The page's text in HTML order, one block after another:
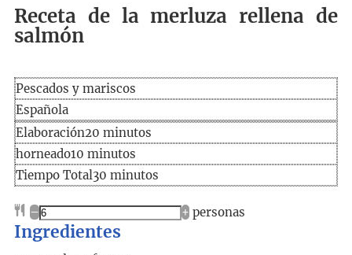
Receta de la merluza rellena de
salmón
Pescados y mariscos
Española
Elaboración
Elaboración20minutos
minutos
horneado10minutos
minutos
Tiempo
Tiempo Total30minutos
minutos
– + personas
Ingredientes